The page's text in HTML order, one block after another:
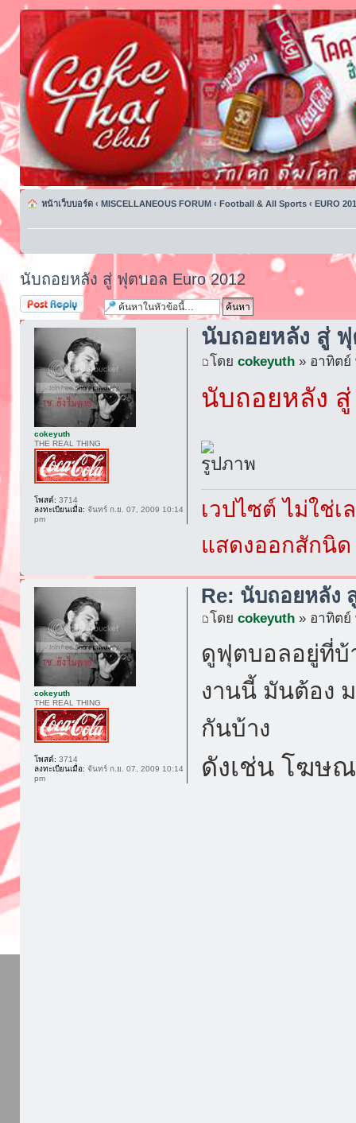
หน้าเว็บบอร์ด ‹ MISCELLANEOUS FORUM ‹ Football & All Sports ‹ EURO
นับถอยหลัง สู่ ฟุตบอล Euro 2012
ตอบกระทู้
นับถอยหลัง สู่
โดยcokeyuth » อาทิตย์
นับถอยหลัง
เวปไซต์ ไม่ใช่
แสดงออกสักนิด
cokeyuth
THE REAL THING
โพสต์: 3714
ลงทะเบียนเมื่อ: จันทร์ ก.ย. 07, 2009 10:14
pm
Re: นับถอยหลัง
โดยcokeyuth » อาทิตย์
ดูฟุตบอลอยู่ที่บ้
งานนี้ มันต้อง
กันบ้าง
ดังเช่น โฆษ
cokeyuth
THE REAL THING
โพสต์: 3714
ลงทะเบียนเมื่อ: จันทร์ ก.ย. 07, 2009 10:14
pm